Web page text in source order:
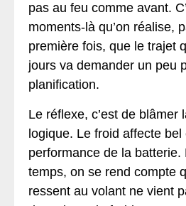
pas au feu comme avant.
moments-là qu’on réalise,
première fois, que le trajet
jours va demander un peu
planification.
Le réflexe, c’est de blâmer
logique. Le froid affecte bel
performance de la batterie.
temps, on se rend compte
ressent au volant ne vient